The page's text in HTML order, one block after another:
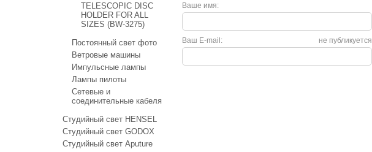
Ваше имя:
не публикуется
Ваш E-mail:
TELESCOPIC DISC
HOLDER FOR ALL
SIZES (BW-3275)
Постоянный свет фото
Ветровые машины
Импульсные лампы
Лампы пилоты
Сетевые и
соединительные кабеля
Студийный свет HENSEL
Студийный свет GODOX
Студийный свет Aputure